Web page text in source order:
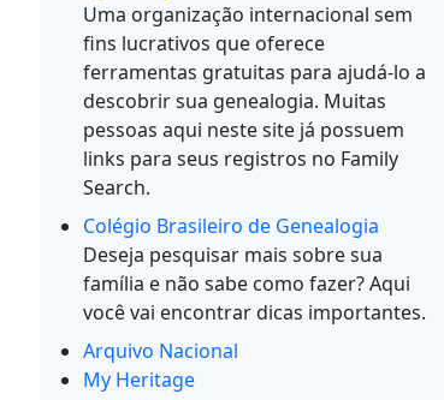
Uma organização internacional sem
fins lucrativos que oferece
ferramentas gratuitas para ajudá-lo a
descobrir sua genealogia. Muitas
pessoas aqui neste site já possuem
links para seus registros no Family
Search.
Colégio Brasileiro de Genealogia
Deseja pesquisar mais sobre sua
família e não sabe como fazer? Aqui
você vai encontrar dicas importantes.
Arquivo Nacional
My Heritage